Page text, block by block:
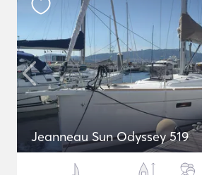
Jeanneau Sun Odyssey 519